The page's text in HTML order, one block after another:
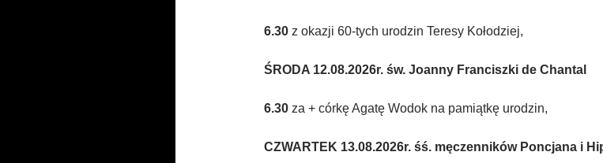
6.30 z okazji 60-tych urodzin Teresy Kołodziej,
ŚRODA 12.08.2026r. św. Joanny Franciszki de Chantal
6.30 za + córkę Agatę Wodok na pamiątkę urodzin,
CZWARTEK 13.08.2026r. śś. męczenników Poncjana i